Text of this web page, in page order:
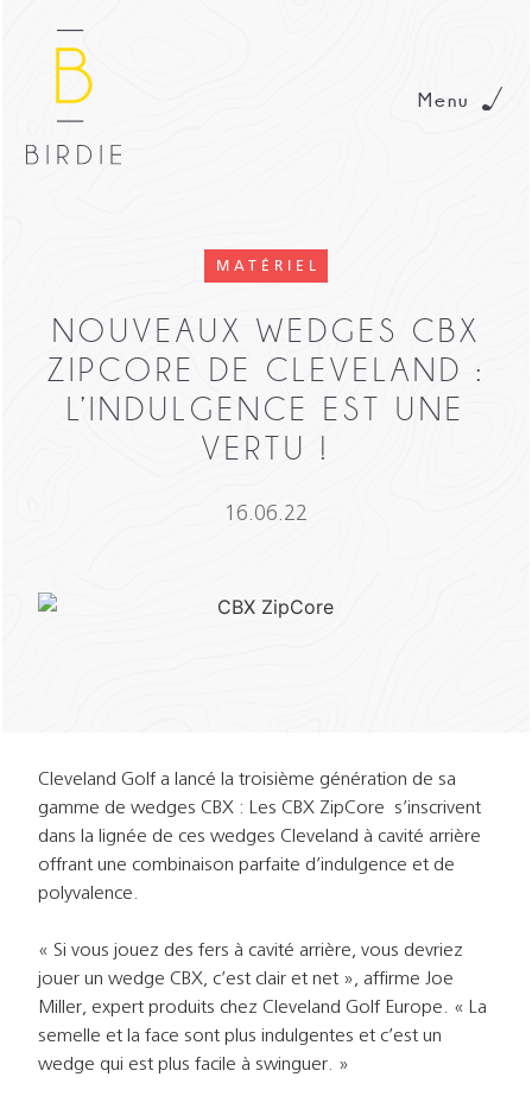
MATÉRIEL
NOUVEAUX WEDGES CBX
ZIPCORE DE CLEVELAND :
L’INDULGENCE EST UNE
VERTU !
16.06.22
Cleveland Golf a lancé la troisième génération de sa
gamme de wedges CBX : Les CBX ZipCore s’inscrivent
dans la lignée de ces wedges Cleveland à cavité arrière
offrant une combinaison parfaite d’indulgence et de
polyvalence.
« Si vous jouez des fers à cavité arrière, vous devriez
jouer un wedge CBX, c’est clair et net », affirme Joe
Miller, expert produits chez Cleveland Golf Europe. « La
semelle et la face sont plus indulgentes et c’est un
wedge qui est plus facile à swinguer. »
Menu